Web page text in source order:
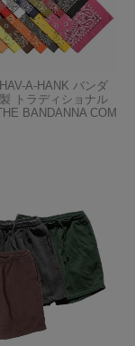
A-HANK バンダ
トラディショナル
BANDANNA COM